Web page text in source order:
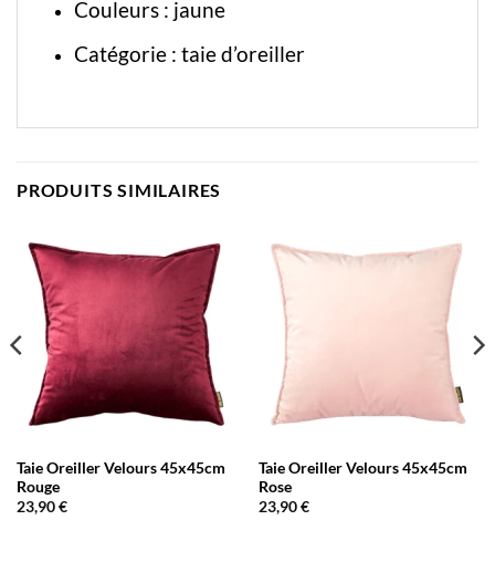
Couleurs : jaune
Catégorie : taie d’oreiller
PRODUITS SIMILAIRES
Taie Oreiller Velours 45x45cm
Rouge
23,90€
Taie Oreiller Velours 45x45cm
Rose
23,90€